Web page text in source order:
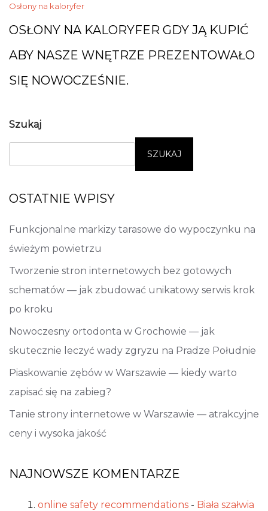
Osłony na kaloryfer
OSŁONY NA KALORYFER GDY JĄ KUPIĆ
ABY NASZE WNĘTRZE PREZENTOWAŁO
SIĘ NOWOCZEŚNIE.
Szukaj
SZUKAJ
OSTATNIE WPISY
Funkcjonalne markizy tarasowe do wypoczynku na
świeżym powietrzu
Tworzenie stron internetowych bez gotowych
schematów — jak zbudować unikatowy serwis krok
po kroku
Nowoczesny ortodonta w Grochowie — jak
skutecznie leczyć wady zgryzu na Pradze Południe
Piaskowanie zębów w Warszawie — kiedy warto
zapisać się na zabieg?
Tanie strony internetowe w Warszawie — atrakcyjne
ceny i wysoka jakość
NAJNOWSZE KOMENTARZE
online safety recommendations - Biała szałwia